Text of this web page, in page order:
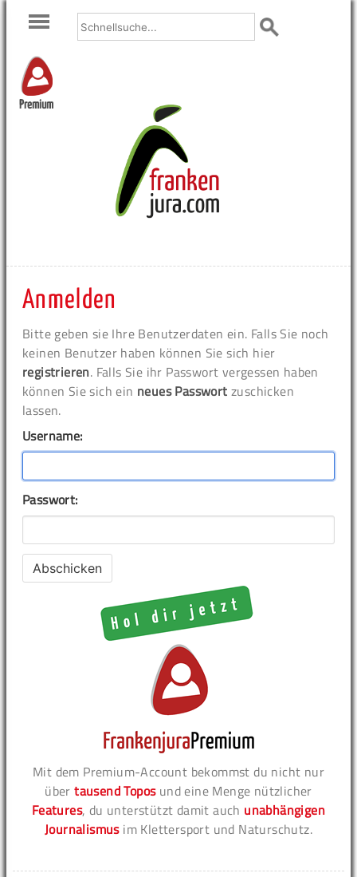
Premium
Anmelden
Bitte geben sie Ihre Benutzerdaten ein. Falls Sie noch
keinen Benutzer haben können Sie sich hier
registrieren. Falls Sie ihr Passwort vergessen haben
können Sie sich ein neues Passwort zuschicken
lassen.
Username:
Passwort:
Mit dem Premium-Account bekommst du nicht nur
übertausend Toposund eine Menge nützlicher
Features, du unterstützt damit auch unabhängigen
Journalismusim Klettersport und Naturschutz.